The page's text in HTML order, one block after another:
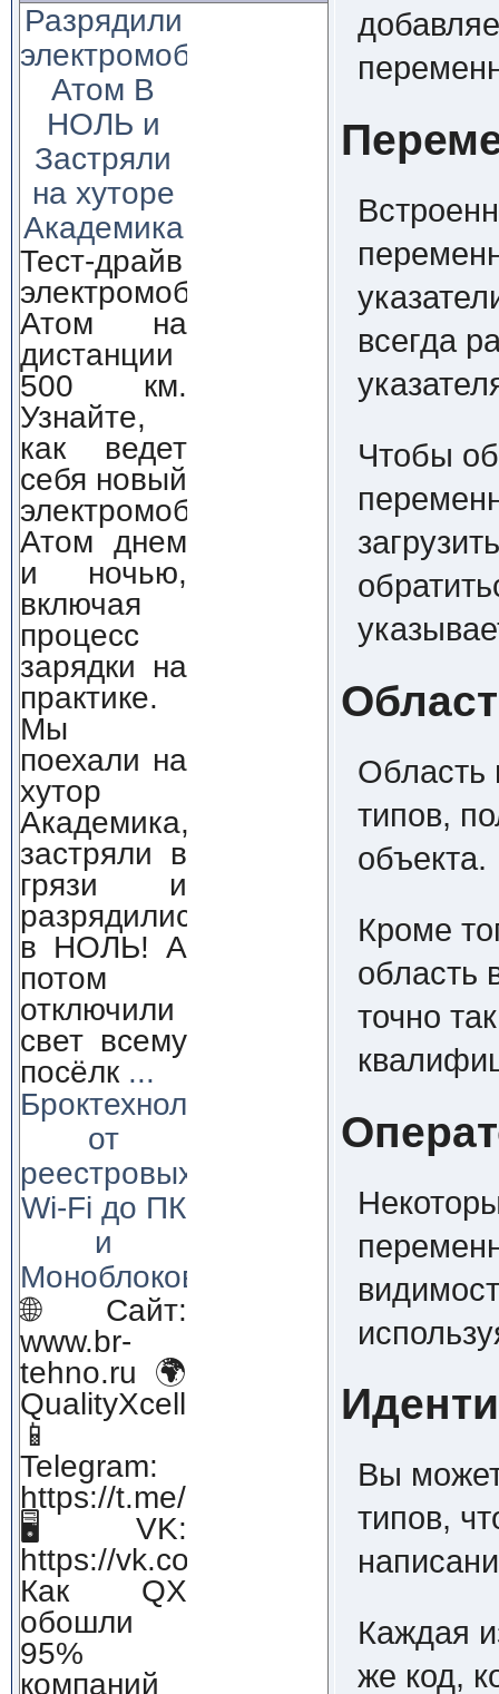
Разрядили
электромобиль
Атом В
НОЛЬ и
Застряли
на хуторе
Академика
Тест-драйв
электромобиля
Атом на
дистанции
500 км.
Узнайте,
как ведет
себя новый
электромобиль
Атом днем
и ночью,
включая
процесс
зарядки на
практике.
Мы
поехали на
хутор
Академика,
застряли в
грязи и
разрядились
в НОЛЬ! А
потом
отключили
свет всему
посёлк ...
Броктехнолоджи:
от
реестровых
Wi-Fi до ПК
и
Моноблоков!
🌐 Сайт:
www.br-
tehno.ru 🌍
QualityXcellence.ru
📱
Telegram:
https://t.me/qx_lab_IT
🖥 VK:
https://vk.com/qualityxcellenc
Как QX
обошли
95%
компаний
всегда
Чтобы
Область
типов,
объекта.
Кроме
область
точно
Вы
типов,
Каждая
же код,